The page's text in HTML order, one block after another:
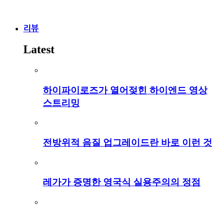
리뷰
Latest
하이파이로즈가 열어젖힌 하이엔드 영상
스트리밍
전방위적 음질 업그레이드란 바로 이런 것
레가가 증명한 영국식 실용주의의 정점